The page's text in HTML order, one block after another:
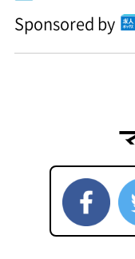
Sponsored by